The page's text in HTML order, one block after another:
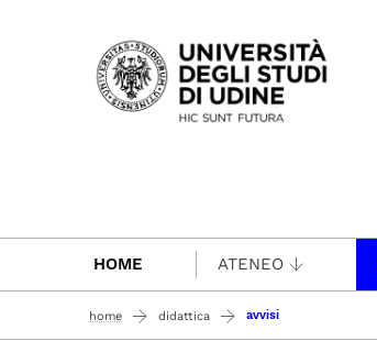
Passa al contenuto principale
HOME ATENEO
home didattica avvisi